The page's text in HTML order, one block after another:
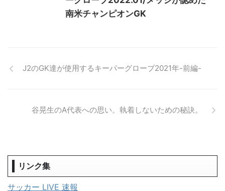
南米チャンピオンGK
J2のGK達が使用するキーパーグローブ2021年-前編-
谷晃生のA代表への思い。執着しないための秘訣。
リンク集
サッカー LIVE 速報